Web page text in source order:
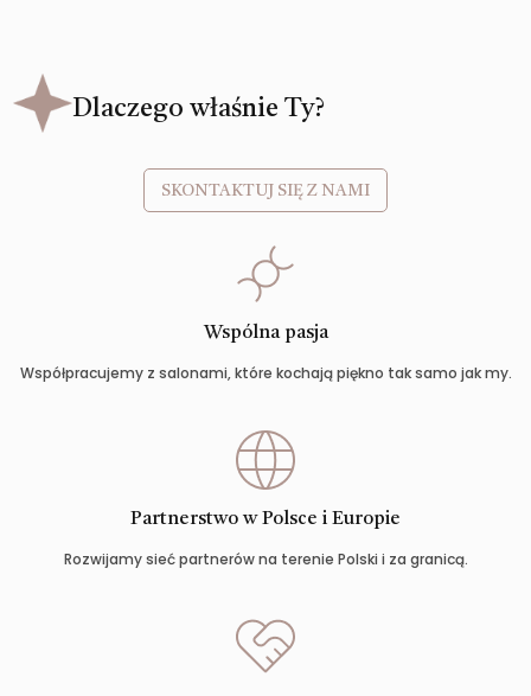
Dlaczego właśnie Ty?
SKONTAKTUJ SIĘ Z NAMI
Wspólna pasja
Współpracujemy z salonami, które kochają piękno tak samo jak my.
Partnerstwo w Polsce i Europie
Rozwijamy sieć partnerów na terenie Polski i za granicą.